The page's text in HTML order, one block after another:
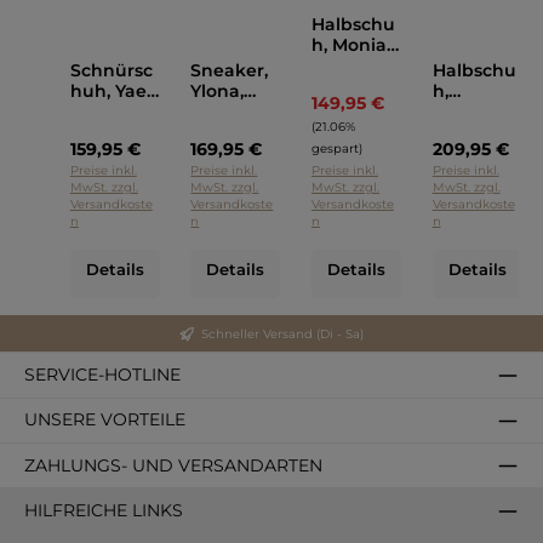
Schnürsc
huh, Yael,
159,95 €
Preise inkl.
MwSt. zzgl.
Versandkoste
n
Details
Sneaker,
Ylona,
169,95 €
Preise inkl.
MwSt. zzgl.
Versandkoste
n
Details
Halbschu
h, Monia,
149,95 €
Regulärer Preis:
(21.06%
gespart)
Preise inkl.
MwSt. zzgl.
Versandkoste
n
Details
Halbschu
h,
Beige
209,95 €
Preise inkl.
MwSt. zzgl.
Versandkoste
n
Details
Schneller Versand (Di - Sa)
SERVICE-HOTLINE
UNSERE VORTEILE
ZAHLUNGS- UND VERSANDARTEN
HILFREICHE LINKS